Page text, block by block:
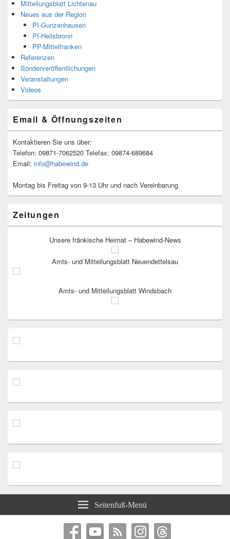
Mitteilungsblatt Lichtenau
Neues aus der Region
PI-Gunzenhausen
PI-Heilsbronn
PP-Mittelfranken
Referenzen
Sonderveröffentlichungen
Veranstaltungen
Videos
Email & Öffnungszeiten
Kontaktieren Sie uns über:
Telefon: 09871-7062520 Telefax: 09874-689684
Email: info@habewind.de
Montag bis Freitag von 9-13 Uhr und nach Vereinbarung
Zeitungen
Unsere fränkische Heimat – Habewind-News
Amts- und Mitteilungsblatt Neuendettelsau
Amts- und Mitteilungsblatt Windsbach
Seitenfuß-Menü